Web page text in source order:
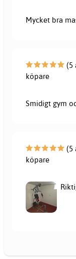
Mycket bra
(5
köpare
Smidigt gym
(5
köpare